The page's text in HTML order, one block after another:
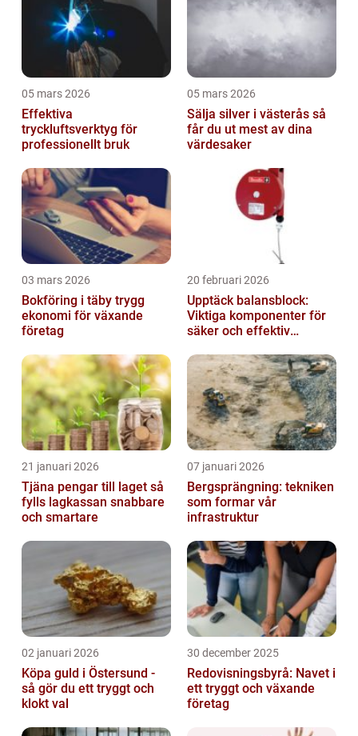
05 mars 2026
Effektiva
tryckluftsverktyg för
professionellt bruk
05 mars 2026
Sälja silver i västerås så
får du ut mest av dina
värdesaker
03 mars 2026
Bokföring i täby trygg
ekonomi för växande
företag
20 februari 2026
Upptäck balansblock:
Viktiga komponenter för
säker och effektiv
21 januari 2026
Tjäna pengar till laget så
fylls lagkassan snabbare
och smartare
07 januari 2026
Bergsprängning: tekniken
som formar vår
infrastruktur
02 januari 2026
Köpa guld i Östersund -
så gör du ett tryggt och
klokt val
30 december 2025
Redovisningsbyrå: Navet i
ett tryggt och växande
företag